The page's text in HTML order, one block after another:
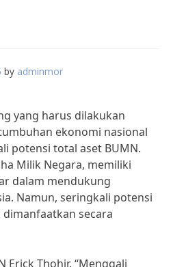
by adminmor
yang harus dilakukan
ekonomi nasional
potensi total aset BUMN.
Milik Negara, memiliki
dalam mendukung
Namun, seringkali potensi
secara
Erick Thohir, “Menggali